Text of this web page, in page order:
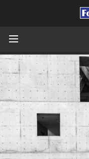
Měli